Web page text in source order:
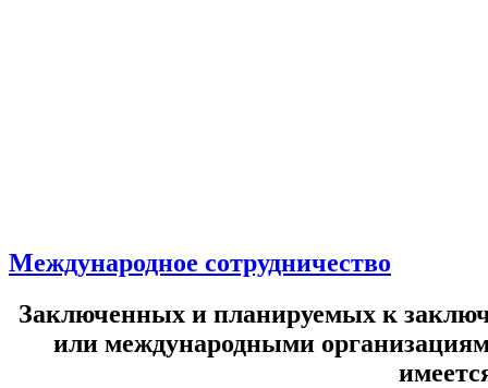
Международное сотрудничество
Заключенных и планируемых к
или международными